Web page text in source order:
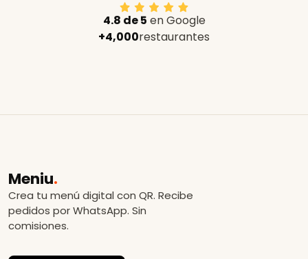
4.8 de 5 en Google
+4,000restaurantes
Meniu.
Crea tu menú digital con QR. Recibe
pedidos por WhatsApp. Sin
comisiones.